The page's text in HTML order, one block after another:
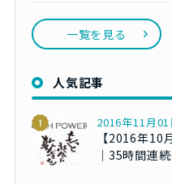
一覧を見る
人気記事
2016年11月01
【2016年10
｜35時間連